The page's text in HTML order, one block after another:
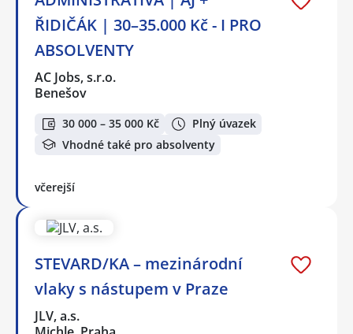
ŘIDIČÁK | 30–35.000 Kč - I PRO
ABSOLVENTY
AC Jobs, s.r.o.
Benešov
30 000 – 35 000 Kč
Plný úvazek
Vhodné také pro absolventy
včerejší
STEVARD/KA – mezinárodní
vlaky s nástupem v Praze
JLV, a.s.